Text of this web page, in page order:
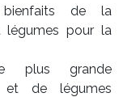
bienfaits de la
légumes pour la
plus grande
et de légumes